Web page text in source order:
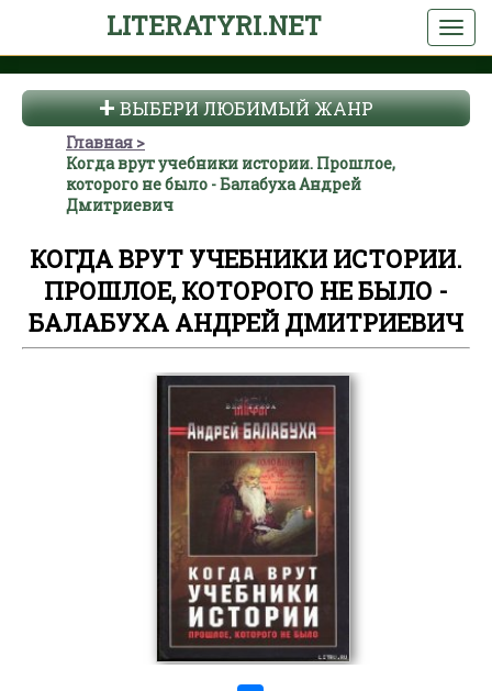
LITERATYRI.NET
ВЫБЕРИ ЛЮБИМЫЙ ЖАНР
Главная
Когда врут учебники истории. Прошлое,
которого не было - Балабуха Андрей
Дмитриевич
КОГДА ВРУТ УЧЕБНИКИ ИСТОРИИ.
ПРОШЛОЕ, КОТОРОГО НЕ БЫЛО -
БАЛАБУХА АНДРЕЙ ДМИТРИЕВИЧ